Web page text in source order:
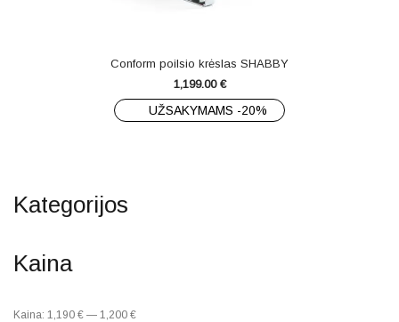
Conform poilsio krėslas SHABBY
1,199.00 €
UŽSAKYMAMS -20%
Kategorijos
Kaina
Kaina: 1,190 € — 1,200 €